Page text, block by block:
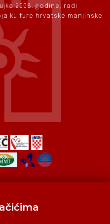
2008. godine, radi
kulture hrvatske manjinske